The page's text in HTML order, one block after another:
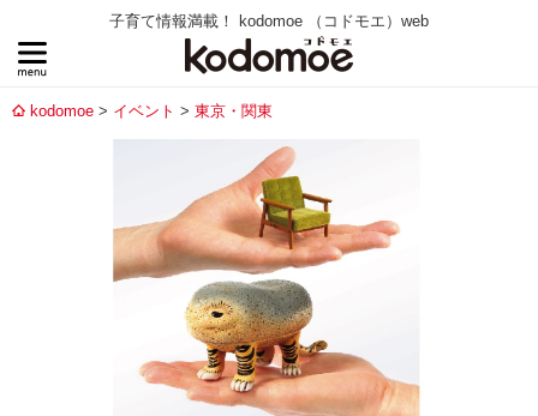
子育て情報満載！ kodomoe （コドモエ）web
kodomoe イベント 東京・関東